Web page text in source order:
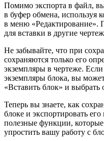
Помимо экспорта в файл,
в буфер обмена, используя
в меню «Редактирование».
для вставки в другие
Не забывайте, что при
сохраняются только его
экземпляры в чертеже.
экземпляры блока, вы
«Вставить блок» и
Теперь вы знаете, как
блоке и экспортировать
полезные функции,
упростить вашу работу с